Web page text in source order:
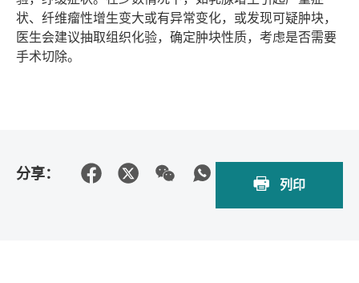
状、纤维瘤性增生变大或有异常变化，或发现可疑肿块，
医生会建议抽取组织化验，确定肿块性质，考虑是否需要
手术切除。
分享：
列印